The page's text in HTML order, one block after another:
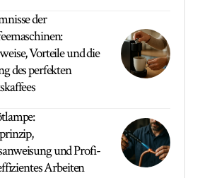
der
Vorteile und die
des perfekten
und Profi-
Arbeiten